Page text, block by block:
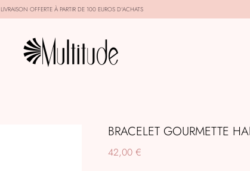
LIVRAISON OFFERTE À PARTIR DE 100 EUROS D'ACHATS
BRACELET GOURMETTE
42,00 €